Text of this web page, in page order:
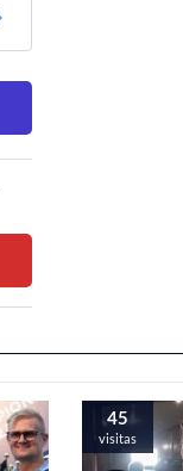
45
visitas